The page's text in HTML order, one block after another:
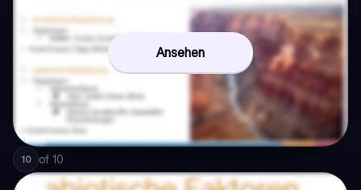
Ansehen
10 of 10